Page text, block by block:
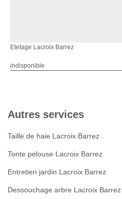
Etetage Lacroix Barrez
indisponible
Autres services
Taille de haie Lacroix Barrez
Tonte pelouse Lacroix Barrez
Entretien jardin Lacroix Barrez
Dessouchage arbre Lacroix Barrez